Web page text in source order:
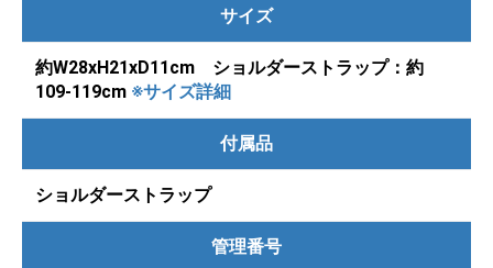
サイズ
約W28xH21xD11cm ショルダーストラップ：約
109-119cm ※サイズ詳細
付属品
ショルダーストラップ
管理番号